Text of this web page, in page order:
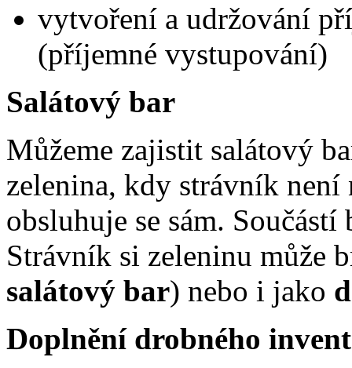
vytvoření a udržování
(příjemné vystupování)
Salátový bar
Můžeme zajistit salátový
zelenina, kdy strávník
obsluhuje se sám.
Strávník si zeleninu může
salátový bar) nebo i jako
Doplnění drobného